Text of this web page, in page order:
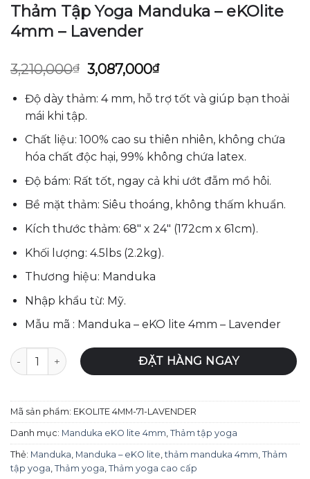
Thảm Tập Yoga Manduka – eKOlite
4mm – Lavender
3,210,000₫ Giá
là:
3,210,000₫.
3,087,000₫Giá
tại
là:
Độ dày thảm: 4 mm, hỗ trợ tốt và giúp bạn thoải
mái khi tập.
Chất liệu: 100% cao su thiên nhiên, không chứa
hóa chất độc hại, 99% không chứa latex.
Độ bám: Rất tốt, ngay cả khi ướt đẫm mồ hôi.
Bề mặt thảm: Siêu thoáng, không thấm khuẩn.
Kích thước thảm: 68″ x 24″ (172cm x 61cm).
Khối lượng: 4.5lbs (2.2kg).
Thương hiệu: Manduka
Nhập khẩu từ: Mỹ.
Mẫu mã : Manduka – eKO lite 4mm – Lavender
Thảm Tập Yoga Manduka – eKOlite 4mm - Lavender số
ĐẶT HÀNG NGAY
Mã sản phẩm: EKOLITE 4MM-71-LAVENDER
Danh mục: Manduka eKO lite 4mm, Thảm tập yoga
Thẻ: Manduka, Manduka – eKO lite,thảm manduka 4mm, Thảm
tập yoga, Thảm yoga, Thảm yoga cao cấp